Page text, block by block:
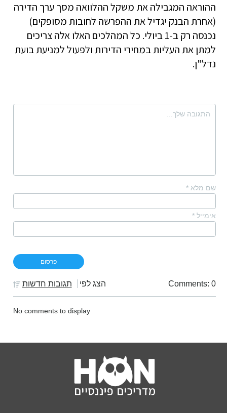
ההוראה המגבילה את משקל ההלוואה מסך ערך הדירה
(אחרת הבנק יגדיל את ההפרשה לחובות מסופקים)
נכנסה רק ב-1 ביולי. כל המהלכים האלו אלה צריכים
למתן את העליות במחירי הדירות ולפעול למניעת בועת
נדל"ן.
שם מלא *
אימייל *
Comments: 0 הצג לפי תגובות חדשות
No comments to display